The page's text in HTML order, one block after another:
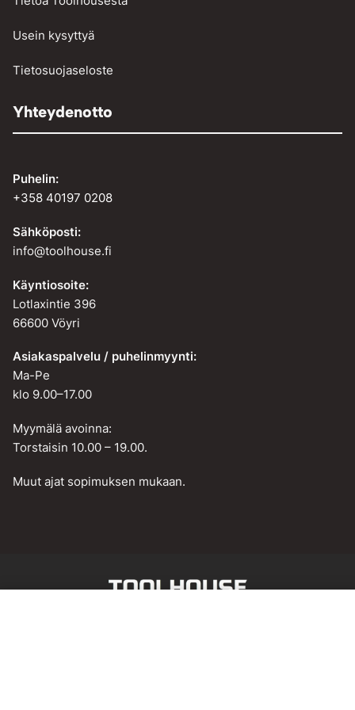
Usein kysyttyä
Tietosuojaseloste
Yhteydenotto
Puhelin:
+358 40197 0208
Sähköposti:
info@toolhouse.fi
Käyntiosoite:
Lotlaxintie 396
66600 Vöyri
Asiakaspalvelu / puhelinmyynti:
Ma-Pe
klo 9.00–17.00
Myymälä avoinna:
Torstaisin 10.00 – 19.00.
Muut ajat sopimuksen mukaan.